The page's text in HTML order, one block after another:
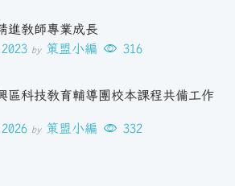
進教師專業成長
by 策盟小編 316
區科技教育輔導團校本課程共備工作
by 策盟小編 332